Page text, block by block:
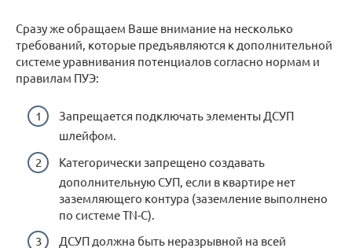
Сразу же обращаем Ваше внимание на несколько
требований, которые предъявляются к дополнительной
системе уравнивания потенциалов согласно нормам и
правилам ПУЭ:
Запрещается подключать элементы ДСУП
шлейфом.
Категорически запрещено создавать
дополнительную СУП, если в квартире нет
заземляющего контура (заземление выполнено
по системе TN-C).
ДСУП должна быть неразрывной на всей